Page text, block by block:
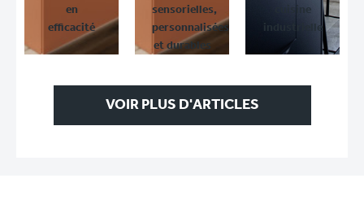
en
efficacité
sensorielles,
personnalisées
et durables
cuisine
industrielle
VOIR PLUS D'ARTICLES